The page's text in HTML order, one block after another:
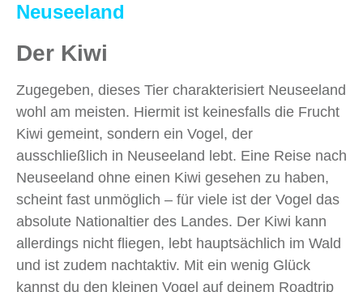
Neuseeland
Der Kiwi
Zugegeben, dieses Tier charakterisiert Neuseeland
wohl am meisten. Hiermit ist keinesfalls die Frucht
Kiwi gemeint, sondern ein Vogel, der
ausschließlich in Neuseeland lebt. Eine Reise nach
Neuseeland ohne einen Kiwi gesehen zu haben,
scheint fast unmöglich – für viele ist der Vogel das
absolute Nationaltier des Landes. Der Kiwi kann
allerdings nicht fliegen, lebt hauptsächlich im Wald
und ist zudem nachtaktiv. Mit ein wenig Glück
kannst du den kleinen Vogel auf deinem Roadtrip